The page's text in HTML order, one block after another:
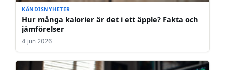
KÄNDISNYHETER
Hur många kalorier är det i ett äpple? Fakta och
jämförelser
4 jun 2026